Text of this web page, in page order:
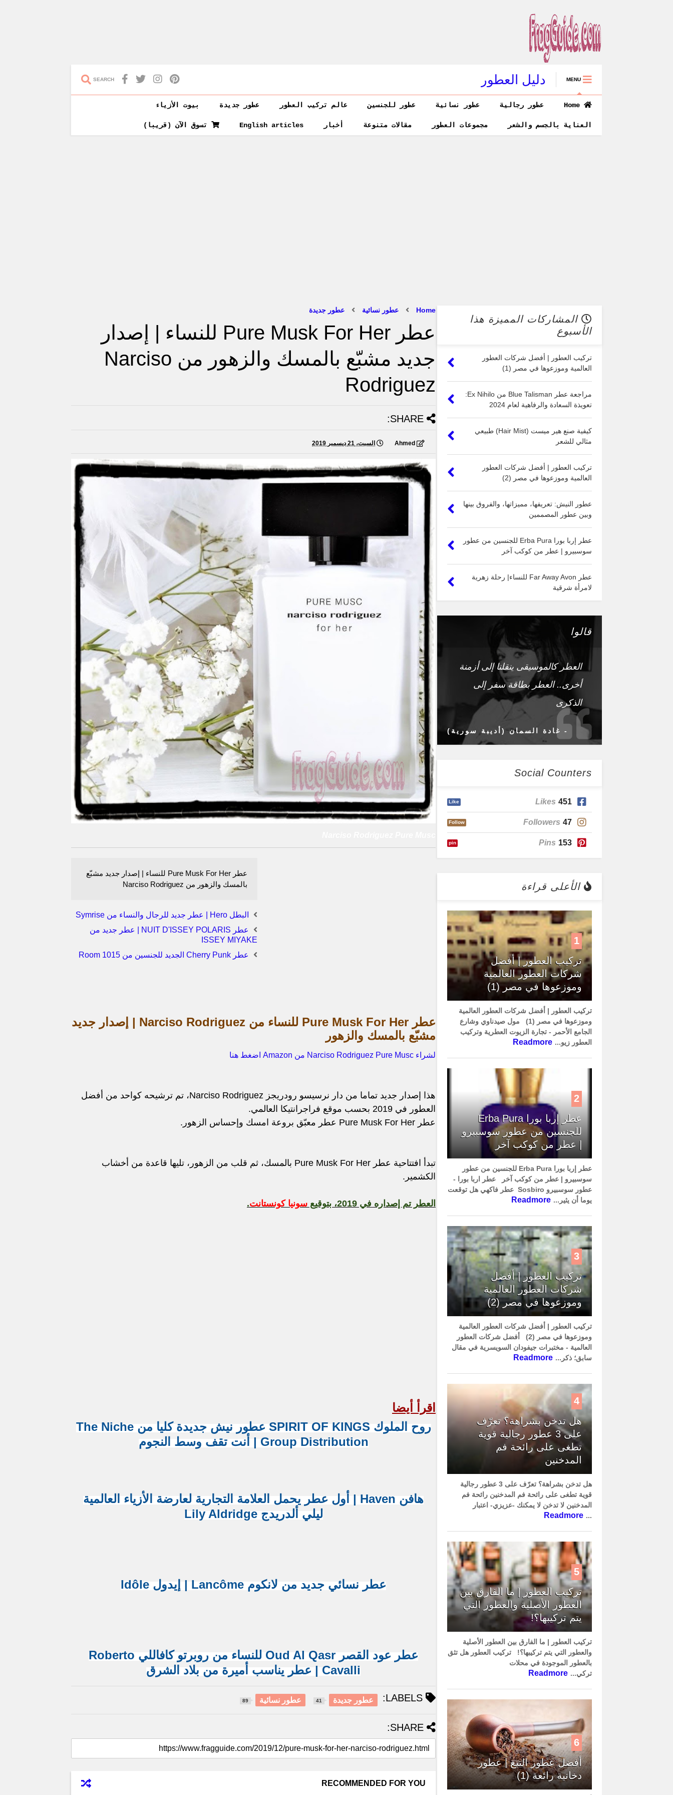
MENU دليل العطور SEARCH
عطور رجالية عطور نسائية عطور للجنسين عالم تركيب العطور عطور جديدة بيوت الأزياء
العناية بالجسم والشعر مجموعات العطور مقالات متنوعة أخبار English articles تسوق الآن (قريبا)
Home عطور نسائية عطور جديدة
عطر Pure Musk For Her للنساء | إصدار
جديد مشبّع بالمسك والزهور من Narciso
Rodriguez
SHARE:
Ahmed السبت، 21 ديسمبر 2019
عطر Pure Musk For Her للنساء | إصدار جديد مشبّع
بالمسك والزهور من Narciso Rodriguez
البطل Hero | عطر جديد للرجال والنساء من Symrise
عطر NUIT D'ISSEY POLARIS | عطر جديد من
ISSEY MIYAKE
عطر Cherry Punk الجديد للجنسين من Room 1015
عطر Pure Musk For Her للنساء من Narciso Rodriguez | إصدار جديد
مشبّع بالمسك والزهور
لشراء Narciso Rodriguez Pure Musc من Amazon اضغط هنا
هذا إصدار جديد تماما من دار نرسيسو رودريجز Narciso Rodriguez، تم ترشيحه كواحد من أفضل
العطور في 2019 بحسب موقع فراجرانتيكا العالمي.
عطر Pure Musk For Her عطر معبّق بروعة امسك وإحساس الزهور.
تبدأ افتتاحية عطر Pure Musk For Her بالمسك، ثم قلب من الزهور، تليها قاعدة من أخشاب
الكشمير.
العطر تم إصداره في 2019، بتوقيع سونيا كونستانت.
اقرأ أيضا
روح الملوك SPIRIT OF KINGS عطور نيش جديدة كليا من The Niche
Group Distribution | أنت تقف وسط النجوم
هافن Haven | أول عطر يحمل العلامة التجارية لعارضة الأزياء العالمية
ليلي ألدريدج Lily Aldridge
عطر نسائي جديد من لانكوم Lancôme | إيدول Idôle
عطر عود القصر Oud Al Qasr للنساء من روبرتو كافاللي Roberto
Cavalli | عطر يناسب أميرة من بلاد الشرق
عطور جديدة 41 عطور نسائية 89
SHARE:
RECOMMENDED FOR YOU
المشاركات المميزة هذا
الأسبوع
تركيب العطور | أفضل شركات العطور
العالمية وموزعوها في مصر (1)
مراجعة عطر Blue Talisman من Ex Nihilo:
تعويذة السعادة والرفاهية لعام 2024
كيفية صنع هير ميست (Hair Mist) طبيعي
مثالي للشعر
تركيب العطور | أفضل شركات العطور
العالمية وموزعوها في مصر (2)
عطور النيش: تعريفها، مميزاتها، والفروق بينها
وبين عطور المصممين
عطر إربا بورا Erba Pura للجنسين من عطور
سوسبيرو | عطر من كوكب آخر
عطر Far Away Avon للنساء| رحلة زهرية
لامرأة شرقية
قالوا
العطر كالموسيقى ينقلنا إلى أزمنة
أخرى.. العطر بطاقة سفر إلى
الذكرى
- غادة السمان (أديبة سورية)
Social Counters
451
Likes
Like
47
Followers
Follow
153
Pins
pin
الأعلى قراءة
1
تركيب العطور | أفضل
شركات العطور العالمية
وموزعوها في مصر (1)
تركيب العطور | أفضل شركات العطور العالمية
وموزعوها في مصر (1) مول صيدناوي وشارع
الجامع الأحمر - تجارة الزيوت العطرية وتركيب
العطور زيو... Readmore
2
عطر إربا بورا Erba Pura
للجنسين من عطور سوسبيرو
| عطر من كوكب آخر
عطر إربا بورا Erba Pura للجنسين من عطور
سوسبيرو | عطر من كوكب آخر عطر اربا بورا -
عطور سوسبيرو Sosbiro عطر فاكهي هل توقعت
يوما أن يثير... Readmore
3
تركيب العطور | أفضل
شركات العطور العالمية
وموزعوها في مصر (2)
تركيب العطور | أفضل شركات العطور العالمية
وموزعوها في مصر (2) أفضل شركات العطور
العالمية - مختبرات جيفودان السويسرية في مقال
سابق؛ ذكر... Readmore
4
هل تدخن بشراهة؟ تعرّف
على 3 عطور رجالية قوية
تطغى على رائحة فم
المدخنين
هل تدخن بشراهة؟ تعرّف على 3 عطور رجالية
قوية تطغى على رائحة فم المدخنين رائحة فم
المدخنين لا تدخن لا يمكنك -عزيزي- اعتبار
...
Readmore
5
تركيب العطور | ما الفارق بين
العطور الأصلية والعطور التي
يتم تركيبها؟!
تركيب العطور | ما الفارق بين العطور الأصلية
والعطور التي يتم تركيبها؟! تركيب العطور هل تثق
بالعطور الموجودة في محلات
تركي... Readmore
6
أفضل عطور التبغ | عطور
دخانية رائعة (1)